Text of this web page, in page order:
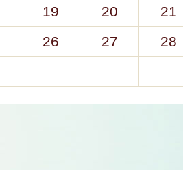
19 20
21
26 27
28